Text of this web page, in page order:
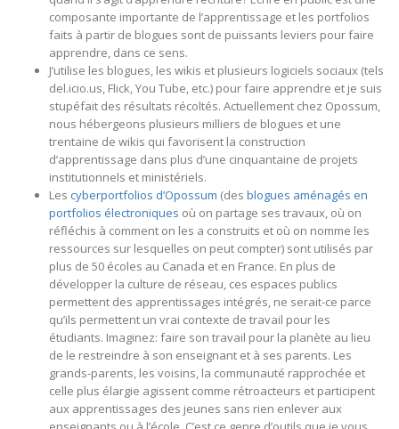
composante importante de l’apprentissage et les portfolios
faits à partir de blogues sont de puissants leviers pour faire
apprendre, dans ce sens.
J’utilise les blogues, les wikis et plusieurs logiciels sociaux (tels
del.icio.us, Flick, You Tube, etc.) pour faire apprendre et je suis
stupéfait des résultats récoltés. Actuellement chez Opossum,
nous hébergeons plusieurs milliers de blogues et une
trentaine de wikis qui favorisent la construction
d’apprentissage dans plus d’une cinquantaine de projets
institutionnels et ministériels.
Les cyberportfolios d’Opossum (des blogues aménagés en
portfolios électroniques où on partage ses travaux, où on
réfléchis à comment on les a construits et où on nomme les
ressources sur lesquelles on peut compter) sont utilisés par
plus de 50 écoles au Canada et en France. En plus de
développer la culture de réseau, ces espaces publics
permettent des apprentissages intégrés, ne serait-ce parce
qu’ils permettent un vrai contexte de travail pour les
étudiants. Imaginez: faire son travail pour la planète au lieu
de le restreindre à son enseignant et à ses parents. Les
grands-parents, les voisins, la communauté rapprochée et
celle plus élargie agissent comme rétroacteurs et participent
aux apprentissages des jeunes sans rien enlever aux